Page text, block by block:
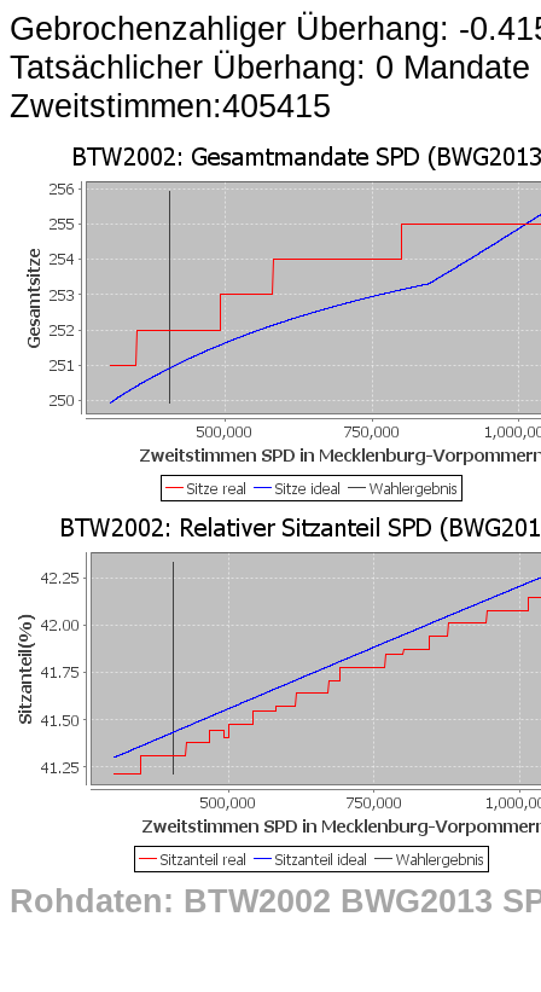
Gebrochenzahliger Überhang: -
Tatsächlicher Überhang: 0 Mandate
Zweitstimmen:405415
Rohdaten: BTW2002 BWG2013